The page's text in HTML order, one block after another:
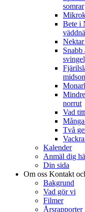
somrar
Bete i
Snabb
norrut
Vad
Två
Kalender
Anmäl dig
Din sida
Om oss Kontakt
Bakgrund
Vad gör vi
Filmer
Årsrapporter